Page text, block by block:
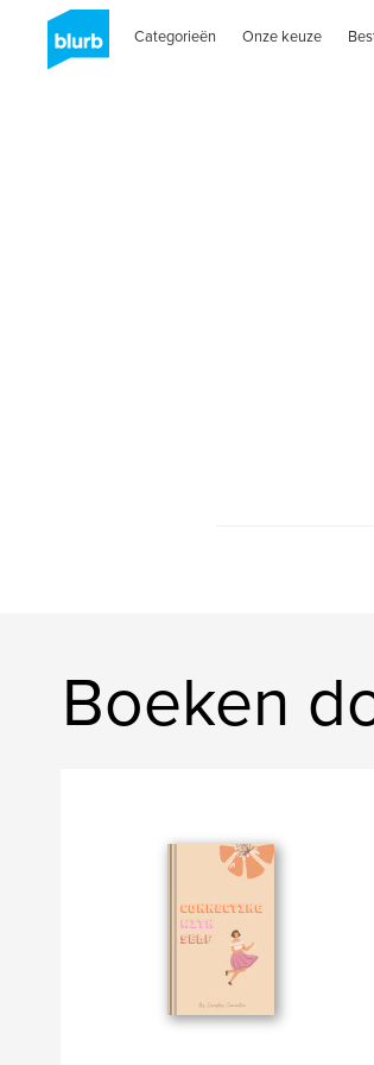
Categorieën Onze keuze
Boeken